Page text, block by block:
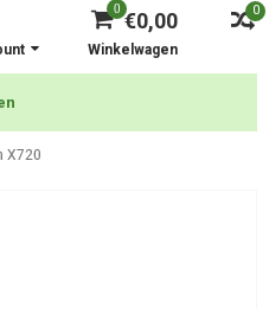
0
0 €0,00
Winkelwagen
X720